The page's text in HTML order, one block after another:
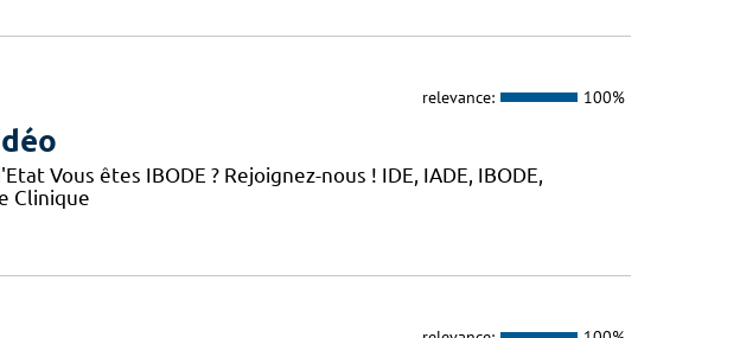
relevance: 100%
Vous êtes IBODE ? Rejoignez-nous ! IDE, IADE, IBODE,
Clinique